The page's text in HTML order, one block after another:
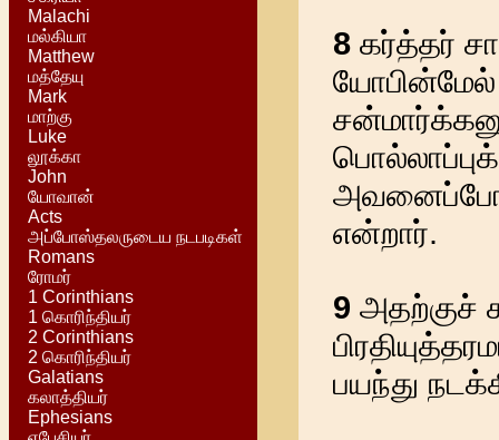
Malachi
மல்கியா
Matthew
மத்தேயு
Mark
மாற்கு
Luke
லூக்கா
John
யோவான்
Acts
அப்போஸ்தலருடைய நடபடிகள்
Romans
ரோமர்
1 Corinthians
1 கொரிந்தியர்
2 Corinthians
2 கொரிந்தியர்
Galatians
கலாத்தியர்
Ephesians
8 கர்த்தர்
என்றார்.
9 அதற்குச்
பயந்து